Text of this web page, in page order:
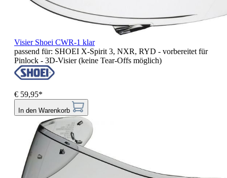
Visier Shoei CWR-1 klar
passend für: SHOEI X-Spirit 3, NXR, RYD - vorbereitet für
Pinlock - 3D-Visier (keine Tear-Offs möglich)
€ 59,95*
In den Warenkorb